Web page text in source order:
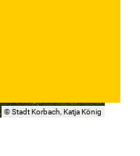
© Stadt Korbach, Katja König